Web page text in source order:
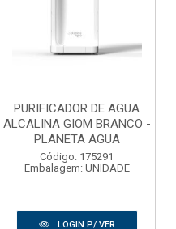
PURIFICADOR DE AGUA
ALCALINA GIOM BRANCO -
PLANETA AGUA
Código: 175291
Embalagem: UNIDADE
LOGIN P/ VER